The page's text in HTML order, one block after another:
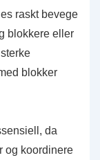
raskt bevege
blokkere eller
blokker
da
og koordinere